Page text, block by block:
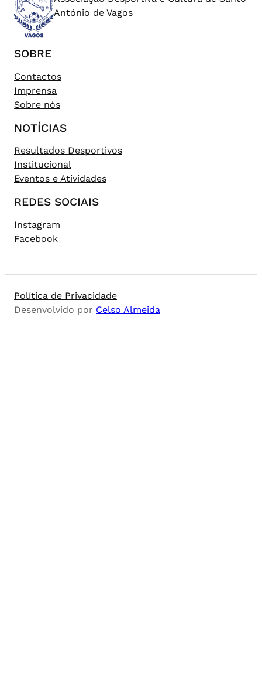
António de Vagos
SOBRE
Contactos
Imprensa
Sobre nós
NOTÍCIAS
Resultados Desportivos
Institucional
Eventos e Atividades
REDES SOCIAIS
Instagram
Facebook
Política de Privacidade
Desenvolvido por Celso Almeida